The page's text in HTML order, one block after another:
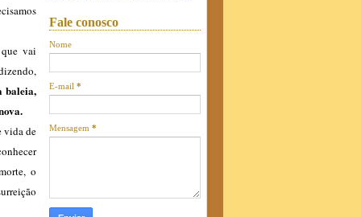
vai
baleia,
vida de
o
Fale conosco
Nome
E-mail *
Mensagem *